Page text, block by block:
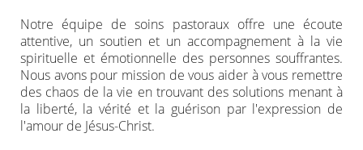
Notre équipe de soins pastoraux offre une écoute
attentive, un soutien et un accompagnement à la vie
spirituelle et émotionnelle des personnes souffrantes.
Nous avons pour mission de vous aider à vous remettre
des chaos de la vie en trouvant des solutions menant à
la liberté, la vérité et la guérison par l'expression de
l'amour de Jésus-Christ.